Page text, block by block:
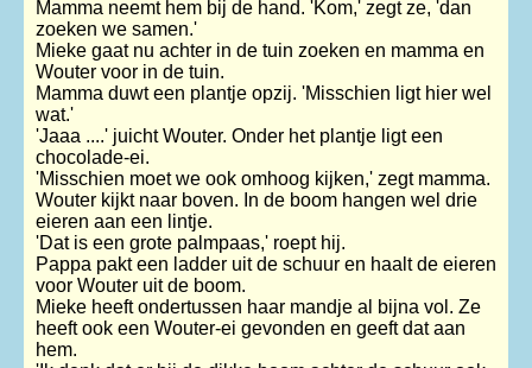
Mamma neemt hem bij de hand. 'Kom,' zegt ze, 'dan
zoeken we samen.'
Mieke gaat nu achter in de tuin zoeken en mamma en
Wouter voor in de tuin.
Mamma duwt een plantje opzij. 'Misschien ligt hier wel
wat.'
'Jaaa ....' juicht Wouter. Onder het plantje ligt een
chocolade-ei.
'Misschien moet we ook omhoog kijken,' zegt mamma.
Wouter kijkt naar boven. In de boom hangen wel drie
eieren aan een lintje.
'Dat is een grote palmpaas,' roept hij.
Pappa pakt een ladder uit de schuur en haalt de eieren
voor Wouter uit de boom.
Mieke heeft ondertussen haar mandje al bijna vol. Ze
heeft ook een Wouter-ei gevonden en geeft dat aan
hem.